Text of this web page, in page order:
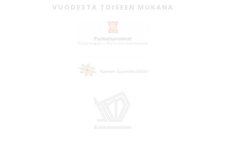
VUODESTA TOISEEN MUKANA